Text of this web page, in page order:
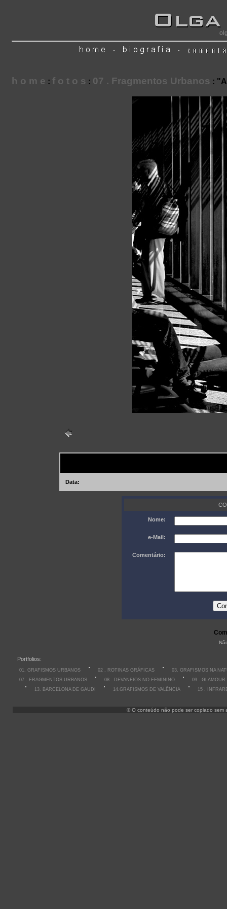
h o m e : f o t o s : 07 . Fragmentos Urbanos :
Data:
Nome:
e-Mail:
Comentário:
Portfolios:
01. GRAFISMOS URBANOS 02 . ROTINAS GRÁFICAS
03. GRAFISMOS NA
07 . FRAGMENTOS URBANOS
08 . DEVANEIOS NO FEMININO
09 . GLAMOUR
13. BARCELONA DE GAUDI
14.GRAFISMOS DE VALÊNCIA 15 .
© O conteúdo não pode ser copiado sem